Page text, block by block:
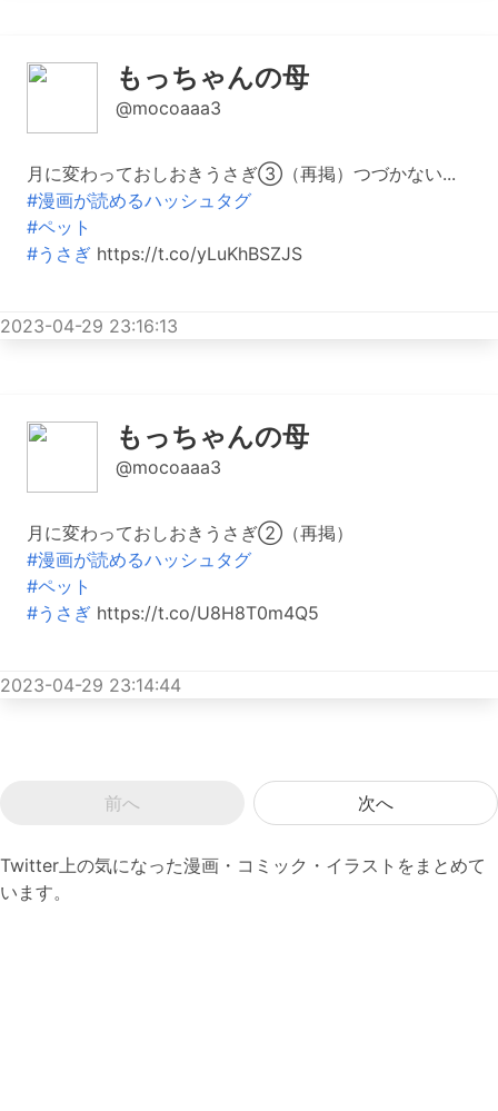
もっちゃんの母
@mocoaaa3
月に変わっておしおきうさぎ③（再掲）つづかない...
#漫画が読めるハッシュタグ
#ペット
#うさぎ https://t.co/yLuKhBSZJS
2023-04-29 23:16:13
もっちゃんの母
@mocoaaa3
月に変わっておしおきうさぎ②（再掲）
#漫画が読めるハッシュタグ
#ペット
#うさぎ https://t.co/U8H8T0m4Q5
2023-04-29 23:14:44
前へ 次へ
Twitter上の気になった漫画・コミック・イラストをまとめて
います。